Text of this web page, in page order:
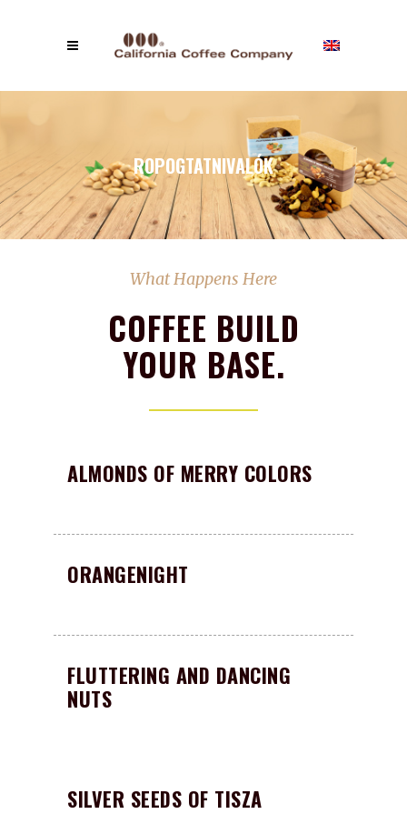
ROPOGTATNIVALÓK
What Happens Here
COFFEE BUILD
YOUR BASE.
ALMONDS OF MERRY COLORS
ORANGENIGHT
FLUTTERING AND DANCING
NUTS
SILVER SEEDS OF TISZA